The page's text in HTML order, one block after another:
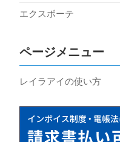
エクスボーテ
ページメニュー
レイラアイの使い方